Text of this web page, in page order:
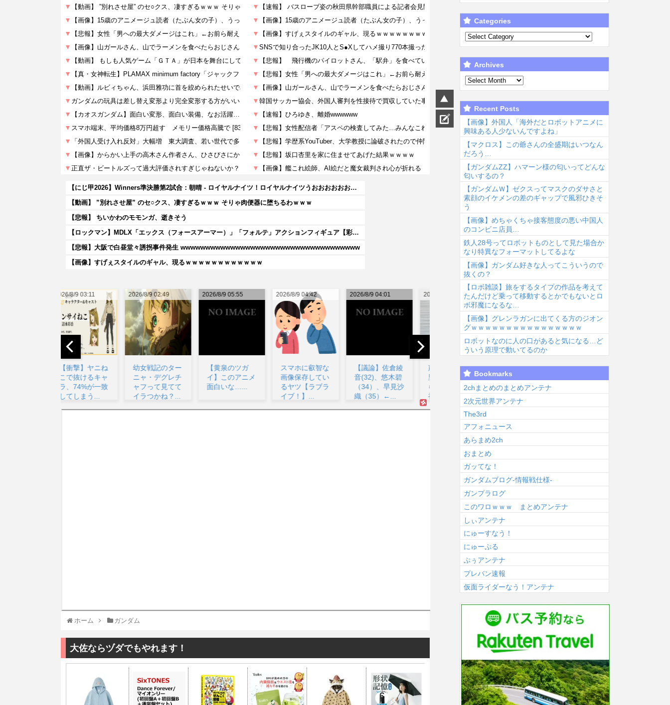
【にじ甲2026】Winners準決勝第2試合：朝晴 - ロイヤルナイツ！ロイヤルナイツうおおおおおおおおおおお
【動画】 ”別れさせ屋” のセ○クス、凄すぎるｗｗｗ そりゃ肉便器に堕ちるわｗｗｗ
【悲報】 ちいかわのモモンガ、逝きそう
【ロックマン】MDLX「エックス（フォースアーマー）」「フォルテ」アクションフィギュア【彩色原型公開】
【悲報】大阪で白昼堂々誘拐事件発生 wwwwwwwwwwwwwwwwwwwwwwwwwwwwwwwwwwww
【画像】すげぇスタイルのギャル、現るｗｗｗｗｗｗｗｗｗｗｗｗ
2026/8/9 05:55
【黄泉のツガ
イ】このアニメ
面白いな…...
2026/8/9 04:42
スマホに叡智な
画像保存してい
るヤツ【ラブラ
2026/8/9 04:01
【議論】佐倉綾
音(32)、悠木碧
（34）、早見沙
織（35）←...
2026/8/9 03:51
声優・前田佳織
里さん、酔っぱ
らってiPhoneを
初期化してし...
2026/8/9 03:46
【朗報】みい山
作者、みいちゃ
んでチー牛なの
ではという疑惑
が生...
2026/8/9 03:40
【画像】へそ出
（こなち）【ラ
ブライブ！蓮ノ
空】...
2026/8/9 03:35
【物議】23年の
の民度を辛辣に
語る...
2026/8/9 02:49
幼女戦記のター
ニャ・デグレチ
ャフって見てて
イラつかね？...
ホーム ガンダム
大佐ならヅダでもやれます！
Categories
Archives
Recent Posts
【画像】外国人「海外だとロボットアニメに
興味ある人少ないんですよね」
【マクロス】この爺さんの全盛期はいつなん
だろう…
【ガンダムΖΖ】ハマーン様の匂いってどんな
匂いするの？
【ガンダムＷ】ゼクスってマスクのダサさと
素顔のイケメンの差のギャップで風邪ひきそ
う
【画像】めちゃくちゃ接客態度の悪い中国人
のコンビニ店員…
鉄人28号ってロボットものとして見た場合か
なり特異なフォーマットしてるよな
【画像】ガンダム好きな人ってこういうので
抜くの？
【ロボ雑談】旅をするタイプの作品を考えて
たんだけど乗って移動するとかでもないとロ
ボ邪魔になるな…
【画像】グレンラガンに出てくる方のジオン
グｗｗｗｗｗｗｗｗｗｗｗｗｗｗｗｗ
ロボットなのに人の口があると気になる…ど
ういう原理で動いてるのか
Bookmarks
2chまとめのまとめアンテナ
2次元世界アンテナ
The3rd
アフォニュース
あらまめ2ch
おまとめ
ガッてな！
ガンダムブログ-情報戦仕様-
ガンプラログ
このワロｗｗｗ まとめアンテナ
しぃアンテナ
にゅーすなう！
にゅーぷる
ぷぅアンテナ
プレバン速報
仮面ライダーなう！アンテナ